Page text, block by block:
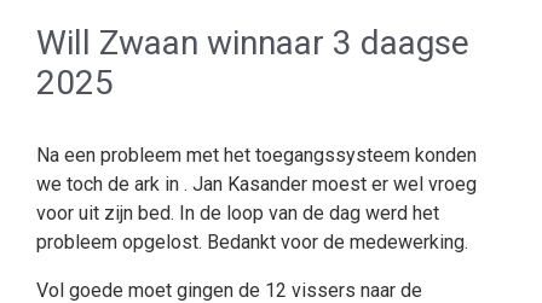
Will Zwaan winnaar 3 daagse
2025
Na een probleem met het toegangssysteem konden
we toch de ark in . Jan Kasander moest er wel vroeg
voor uit zijn bed. In de loop van de dag werd het
probleem opgelost. Bedankt voor de medewerking.
Vol goede moet gingen de 12 vissers naar de